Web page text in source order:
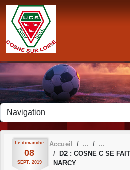
Le dimanche
08
SEPT. 2019
Accueil
D2 : COSNE C SE
NARCY
Panneau de gestion des cookies